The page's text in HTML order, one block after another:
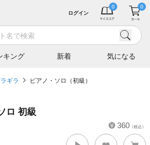
キング 新着 気になる
ログイン
ギラ ピアノ・ソロ（初級）
ロ 初級
360 （税込）